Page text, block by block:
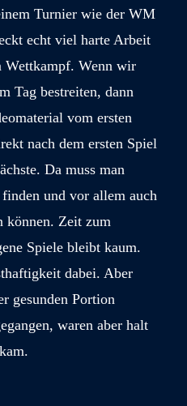
Turnier wie der WM
echt viel harte Arbeit
Wettkampf. Wenn wir
Tag bestreiten, dann
vom ersten
nach dem ersten Spiel
Da muss man
und vor allem auch
können. Zeit zum
Spiele bleibt kaum.
dabei. Aber
gesunden Portion
waren aber halt